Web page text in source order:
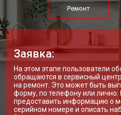
Ремонт
Заявка:
На этом этапе пользователи
обращаются в сервисный
на ремонт. Это может быть
форму, по телефону или
предоставить информацию о
серийном номере и описать